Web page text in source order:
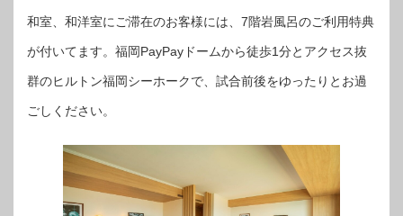
和室、和洋室にご滞在のお客様には、7階岩風呂のご利用特典
が付いてます。福岡PayPayドームから徒歩1分とアクセス抜
群のヒルトン福岡シーホークで、試合前後をゆったりとお過
ごしください。